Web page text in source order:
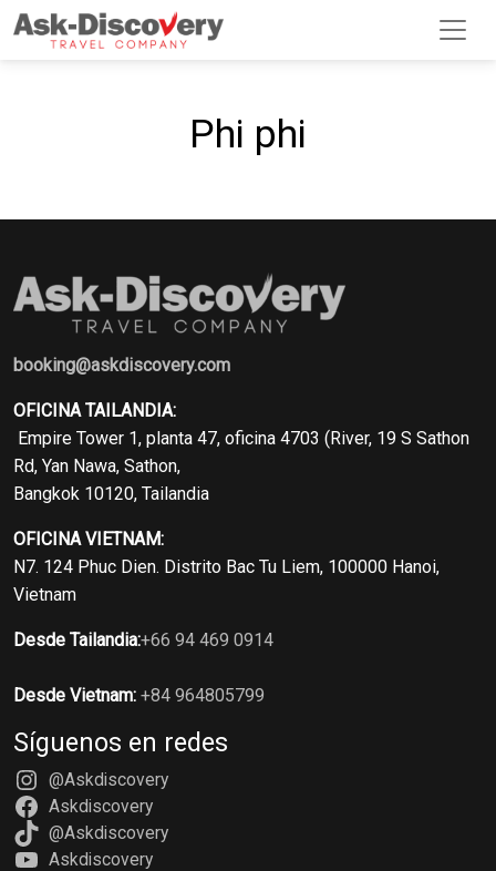
Phi phi
booking@askdiscovery.com
OFICINA TAILANDIA:
Empire Tower 1, planta 47, oficina 4703 (River, 19 S Sathon
Rd, Yan Nawa, Sathon,
Bangkok 10120, Tailandia
OFICINA VIETNAM:
N7. 124 Phuc Dien. Distrito Bac Tu Liem, 100000 Hanoi,
Vietnam
Desde Tailandia:+66 94 469 0914
Desde Vietnam: +84 964805799
Síguenos en redes
@Askdiscovery
Askdiscovery
@Askdiscovery
Askdiscovery